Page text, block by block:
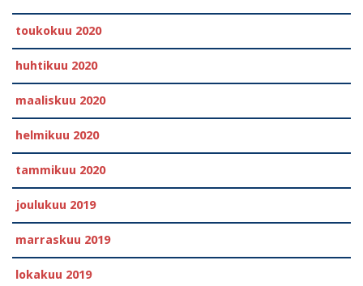
toukokuu 2020
huhtikuu 2020
maaliskuu 2020
helmikuu 2020
tammikuu 2020
joulukuu 2019
marraskuu 2019
lokakuu 2019